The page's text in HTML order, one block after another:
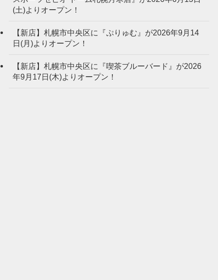
(土)よりオープン！
【新店】札幌市中央区に『ぷりゅむ』が2026年9月14
日(月)よりオープン！
【新店】札幌市中央区に『喫茶ブルーバード』が2026
年9月17日(木)よりオープン！